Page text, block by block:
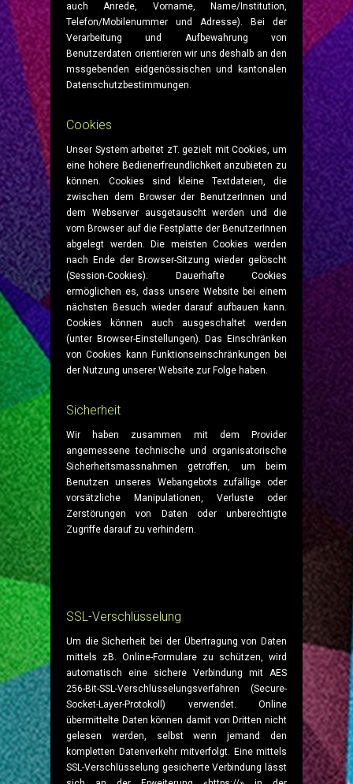
auch Anrede, Vorname, Name/Institution,
Telefon/Mobilenummer und Adresse). Bei der
Verarbeitung und Aufbewahrung von
Benutzerdaten orientieren wir uns deshalb an den
mssgebenden eidgenössischen und kantonalen
Datenschutzbestimmungen.
Cookies
Unser System arbeitet zT. gezielt mit Cookies, um
eine höhere Bedienerfreundlichkeit anzubieten zu
können. Cookies sind kleine Textdateien, die
zwischen dem Browser der BenutzerInnen und
dem Webserver ausgetauscht werden und die
vom Browser auf die Festplatte der BenutzerInnen
abgelegt werden. Die meisten Cookies werden
nach Ende der Browser-Sitzung wieder gelöscht
(Session-Cookies). Dauerhafte Cookies
ermöglichen es, dass unsere Website bei einem
nächsten Besuch wieder darauf aufbauen kann.
Cookies können auch ausgeschaltet werden
(unter Browser-Einstellungen). Das Einschränken
von Cookies kann Funktionseinschränkungen bei
der Nutzung unserer Website zur Folge haben.
Sicherheit
Wir haben zusammen mit dem Provider
angemessene technische und organisatorische
Sicherheitsmassnahmen getroffen, um beim
Benutzen unseres Webangebots zufällige oder
vorsätzliche Manipulationen, Verluste oder
Zerstörungen von Daten oder unberechtigte
Zugriffe darauf zu verhindern.
SSL-Verschlüsselung
Um die Sicherheit bei der Übertragung von Daten
mittels zB. Online-Formulare zu schützen, wird
automatisch eine sichere Verbindung mit AES
256-Bit-SSL-Verschlüsselungsverfahren (Secure-
Socket-Layer-Protokoll) verwendet. Online
übermittelte Daten können damit von Dritten nicht
gelesen werden, selbst wenn jemand den
kompletten Datenverkehr mitverfolgt. Eine mittels
SSL-Verschlüsselung gesicherte Verbindung lässt